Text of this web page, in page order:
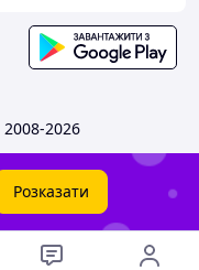
2026
Розказати